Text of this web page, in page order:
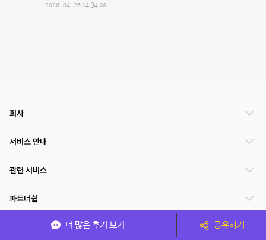
2026-04-26 14:34:08
더 많은 후기 보기 공유하기
회사
서비스 안내
관련 서비스
파트너쉽
서비스 제공 국가